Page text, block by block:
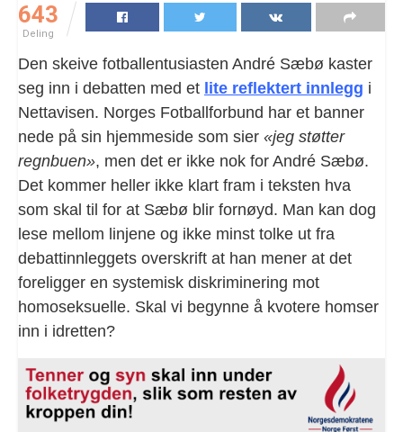
643
Deling
Den skeive fotballentusiasten André Sæbø kaster
seg inn i debatten med et lite reflektert innlegg i
Nettavisen. Norges Fotballforbund har et banner
nede på sin hjemmeside som sier «jeg støtter
regnbuen», men det er ikke nok for André Sæbø.
Det kommer heller ikke klart fram i teksten hva
som skal til for at Sæbø blir fornøyd. Man kan dog
lese mellom linjene og ikke minst tolke ut fra
debattinnleggets overskrift at han mener at det
foreligger en systemisk diskriminering mot
homoseksuelle. Skal vi begynne å kvotere homser
inn i idretten?